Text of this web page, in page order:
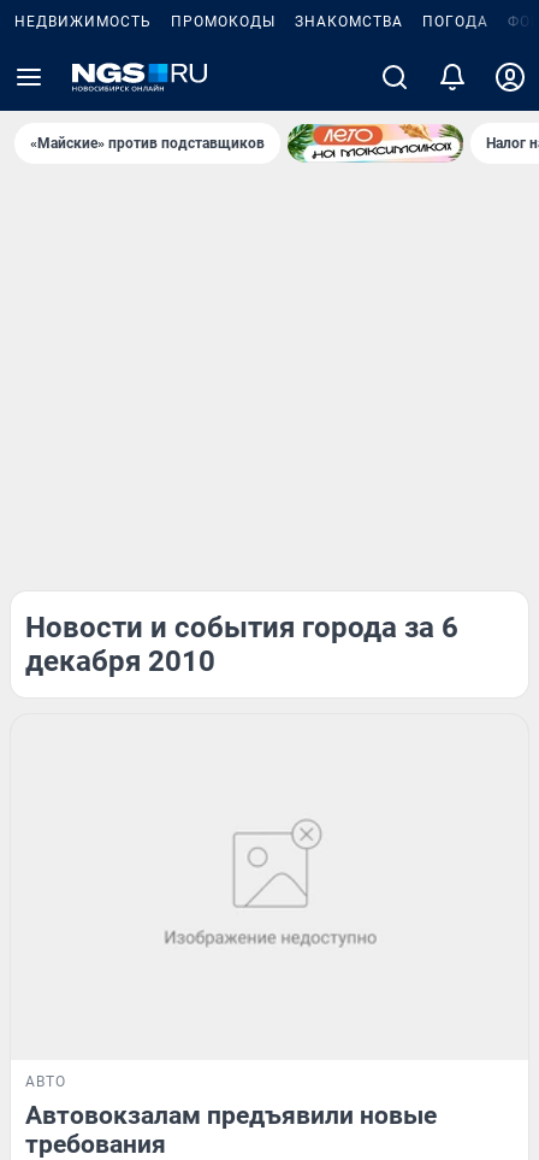
НЕДВИЖИМОСТЬ ПРОМОКОДЫ ЗНАКОМСТВА ПОГОДА
«Майские» против подставщиков Налог
Новости и события города за 6
декабря 2010
АВТО
Автовокзалам предъявили новые
требования